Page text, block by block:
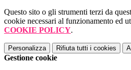
Questo sito o gli strumenti terzi da
cookie necessari al funzionamento ed
COOKIE POLICY.
Personalizza Rifiuta tutti i cookies
Gestione cookie